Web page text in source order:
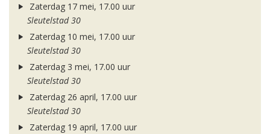
Zaterdag 17 mei, 17.00 uur
Sleutelstad 30
Zaterdag 10 mei, 17.00 uur
Sleutelstad 30
Zaterdag 3 mei, 17.00 uur
Sleutelstad 30
Zaterdag 26 april, 17.00 uur
Sleutelstad 30
Zaterdag 19 april, 17.00 uur